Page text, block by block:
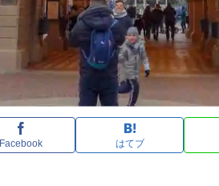
Facebook はてブ